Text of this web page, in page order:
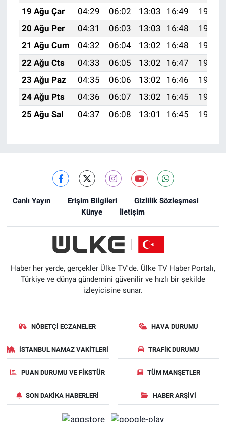
19 Ağu Çar
04:29 06:02 13:03 16:49
19:53
20 Ağu Per
04:31 06:03 13:03 16:48
19:52
21 Ağu Cum
04:32 06:04 13:02 16:48
19:50
22 Ağu Cts
04:33 06:05 13:02 16:47
19:49
23 Ağu Paz
04:35 06:06 13:02 16:46
19:47
24 Ağu Pts
04:36 06:07 13:02 16:45
19:46
25 Ağu Sal
04:37 06:08 13:01 16:45 19:45
Canlı Yayın Erişim Bilgileri
Gizlilik Sözleşmesi
Künye
İletişim
Haber her yerde, gerçekler Ülke TV'de. Ülke TV Haber Portalı,
Türkiye ve dünya gündemini güvenilir ve hızlı bir şekilde
izleyicisine sunar.
NÖBETÇI ECZANELER HAVA DURUMU
İSTANBUL NAMAZ VAKITLERI TRAFIK DURUMU
PUAN DURUMU VE FIKSTÜR TÜM MANŞETLER
SON DAKIKA HABERLERI HABER ARŞIVI